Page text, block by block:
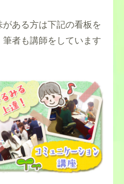
ある方は下記の看板を
者も講師をしています